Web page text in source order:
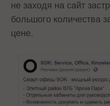
не заходя на сайт
большого количества
цене.